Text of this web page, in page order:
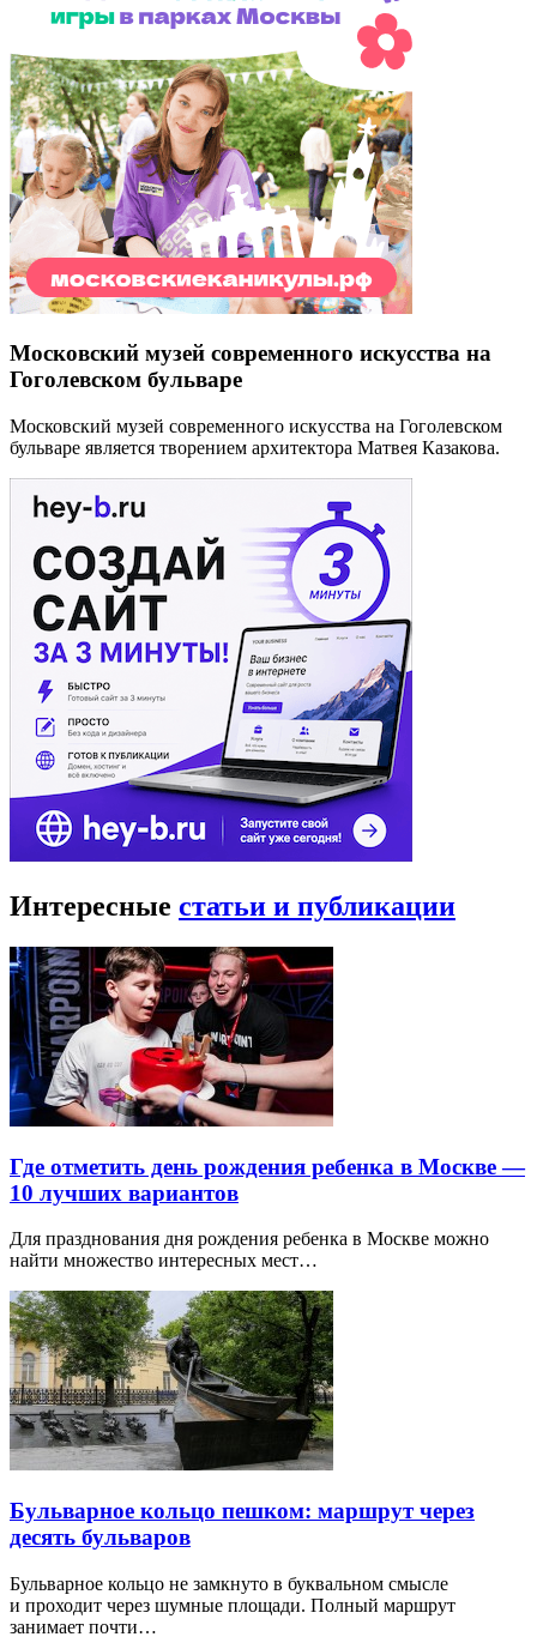
Московский музей современного искусства на
Гоголевском бульваре
Московский музей современного искусства на Гоголевском
бульваре является творением архитектора Матвея Казакова.
Интересные статьи и публикации
Где отметить день рождения ребенка в Москве —
10 лучших вариантов
Для празднования дня рождения ребенка в Москве можно
найти множество интересных мест…
Бульварное кольцо пешком: маршрут через
десять бульваров
Бульварное кольцо не замкнуто в буквальном смысле
и проходит через шумные площади. Полный маршрут
занимает почти…